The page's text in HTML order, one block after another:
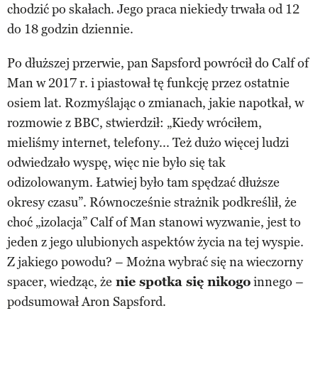
chodzić po skałach. Jego praca niekiedy trwała od 12
do 18 godzin dziennie.
Po dłuższej przerwie, pan Sapsford powrócił do Calf of
Man w 2017 r. i piastował tę funkcję przez ostatnie
osiem lat. Rozmyślając o zmianach, jakie napotkał, w
rozmowie z BBC, stwierdził: „Kiedy wróciłem,
mieliśmy internet, telefony... Też dużo więcej ludzi
odwiedzało wyspę, więc nie było się tak
odizolowanym. Łatwiej było tam spędzać dłuższe
okresy czasu”. Równocześnie strażnik podkreślił, że
choć „izolacja” Calf of Man stanowi wyzwanie, jest to
jeden z jego ulubionych aspektów życia na tej wyspie.
Z jakiego powodu? – Można wybrać się na wieczorny
spacer, wiedząc, że nie spotka się nikogoinnego –
podsumował Aron Sapsford.